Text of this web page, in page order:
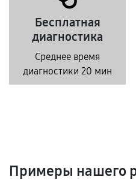
Бесплатная
диагностика
Среднее время
диагностики 20 мин
Примеры нашего